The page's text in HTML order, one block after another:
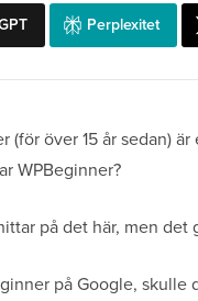
Perplexitet
(för över 15 år sedan)
WPBeginner?
på det här, men det
på Google,